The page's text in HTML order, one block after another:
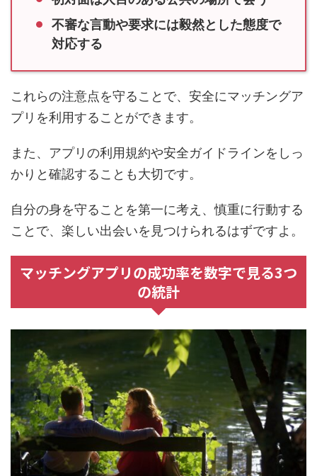
対応する
これらの注意点を守ることで、安全にマッチングア
プリを利用することができます。
かりと確認することも大切です。
ことで、楽しい出会いを見つけられるはずですよ。
マッチングアプリの成功率を数字で見る3つ
の統計